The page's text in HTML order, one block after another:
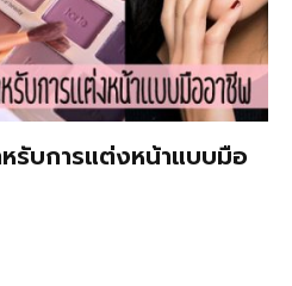
รับการแต่งหน้าแบบมือ